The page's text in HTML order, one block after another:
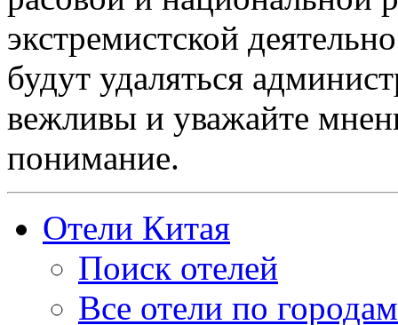
экстремистской
будут удаляться
вежливы и уважайте
понимание.
Отели Китая
Поиск отелей
Все отели по городам